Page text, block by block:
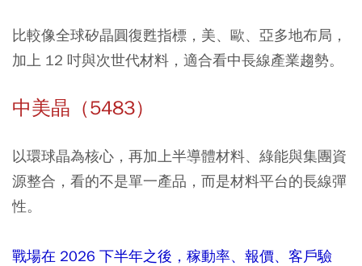
比較像全球矽晶圓復甦指標，美、歐、亞多地布局，
加上 12 吋與次世代材料，適合看中長線產業趨勢。
中美晶（5483）
以環球晶為核心，再加上半導體材料、綠能與集團資
源整合，看的不是單一產品，而是材料平台的長線彈
性。
戰場在 2026 下半年之後，稼動率、報價、客戶驗